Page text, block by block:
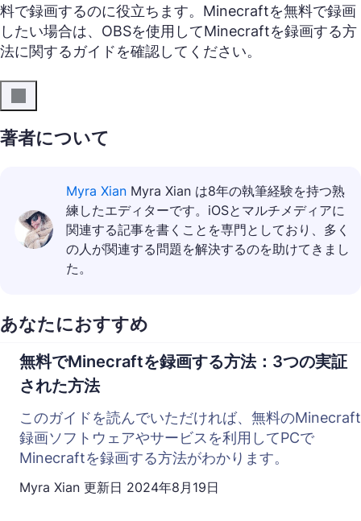
料で録画するのに役立ちます。Minecraftを無料で録画
したい場合は、OBSを使用してMinecraftを録画する方
法に関するガイドを確認してください。
著者について
Myra Xian Myra Xian は8年の執筆経験を持つ熟
練したエディターです。iOSとマルチメディアに
関連する記事を書くことを専門としており、多く
の人が関連する問題を解決するのを助けてきまし
た。
あなたにおすすめ
無料でMinecraftを録画する方法：3つの実証
された方法
このガイドを読んでいただければ、無料のMinecraft
録画ソフトウェアやサービスを利用してPCで
Minecraftを録画する方法がわかります。
Myra Xian 更新日 2024年8月19日